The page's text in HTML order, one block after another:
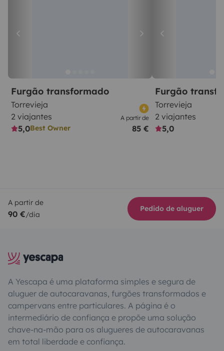
Furgão transformado
Torrevieja
2 viajantes
5,0Best Owner
A partir de
85 €
Furgão
Torrevieja
2 viajantes
5,0
A partir de
90 €/dia
Pedido de aluguer
A Yescapa é uma plataforma simples e segura de
aluguer de autocaravanas, furgões transformados e
campervans entre particulares. A página é o
intermediário de confiança e propõe uma solução
chave-na-mão para os alugueres de autocaravanas
em total liberdade e confiança.